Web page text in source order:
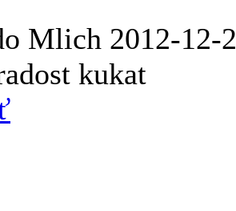
Mlich 2012-12-
kukat